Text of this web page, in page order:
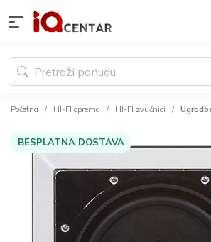
Početna HI-FI oprema HI-FI zvučnici
BESPLATNA DOSTAVA